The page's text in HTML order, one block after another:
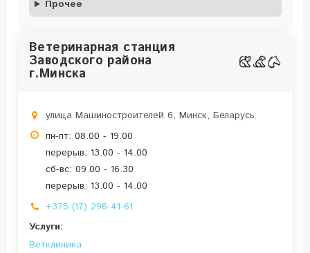
Прочее
Ветеринарная станция
Заводского района
г.Минска
улица Машиностроителей 6, Минск, Беларусь
пн-пт: 08.00 - 19.00
перерыв: 13.00 - 14.00
сб-вс: 09.00 - 16.30
перерыв: 13.00 - 14.00
+375 (17) 296-41-61
Услуги:
Ветклиника